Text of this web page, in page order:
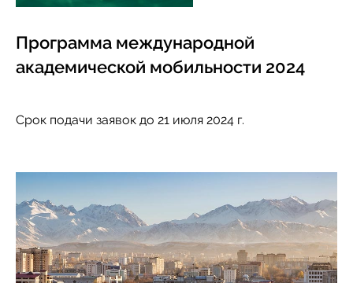
Программа международной
академической мобильности 2024
Срок подачи заявок до 21 июля 2024 г.